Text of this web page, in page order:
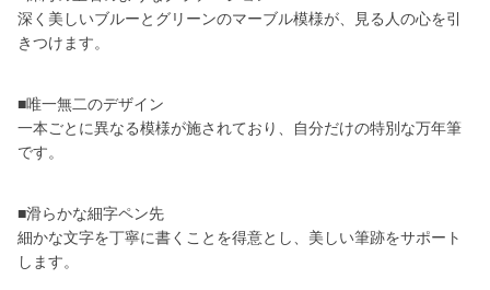
深く美しいブルーとグリーンのマーブル模様が、見る人の心を引
きつけます。
■唯一無二のデザイン
一本ごとに異なる模様が施されており、自分だけの特別な万年筆
です。
■滑らかな細字ペン先
細かな文字を丁寧に書くことを得意とし、美しい筆跡をサポート
します。